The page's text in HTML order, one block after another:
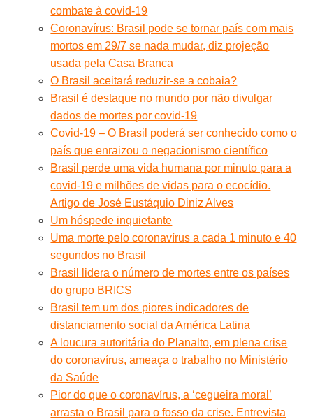
combate à covid-19
Coronavírus: Brasil pode se tornar país com mais
mortos em 29/7 se nada mudar, diz projeção
usada pela Casa Branca
O Brasil aceitará reduzir-se a cobaia?
Brasil é destaque no mundo por não divulgar
dados de mortes por covid-19
Covid-19 – O Brasil poderá ser conhecido como o
país que enraizou o negacionismo científico
Brasil perde uma vida humana por minuto para a
covid-19 e milhões de vidas para o ecocídio.
Artigo de José Eustáquio Diniz Alves
Um hóspede inquietante
Uma morte pelo coronavírus a cada 1 minuto e 40
segundos no Brasil
Brasil lidera o número de mortes entre os países
do grupo BRICS
Brasil tem um dos piores indicadores de
distanciamento social da América Latina
A loucura autoritária do Planalto, em plena crise
do coronavírus, ameaça o trabalho no Ministério
da Saúde
Pior do que o coronavírus, a ‘cegueira moral’
arrasta o Brasil para o fosso da crise. Entrevista